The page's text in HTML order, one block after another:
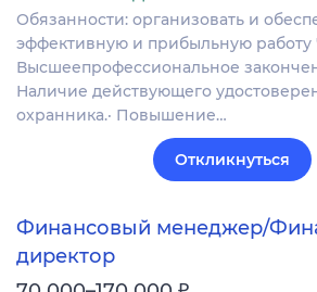
Обязанности: организовать и
эффективную и прибыльную
Высшеепрофессиональное
Наличие действующего
охранника.· Повышение…
Откликнуться
Финансовый менеджер/
директор